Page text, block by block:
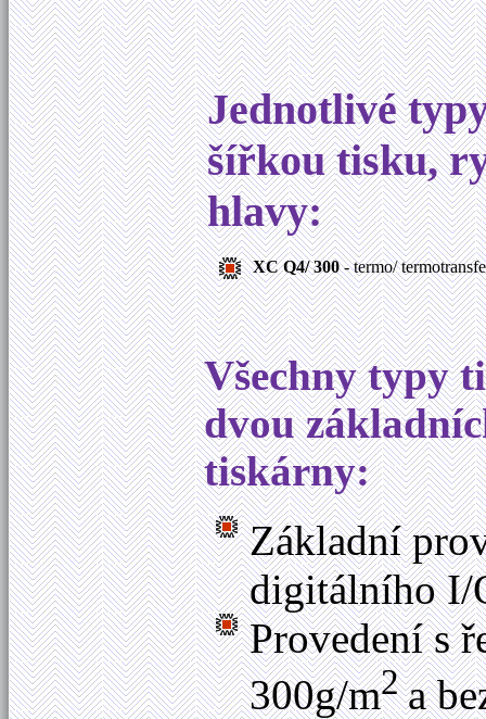
Jednotlivé
šířkou tisku,
hlavy:
XC Q4/ 300- termo/
Všechny typy
dvou
tiskárny:
Základní
digitálního I/
Provedení s
300g/m2a